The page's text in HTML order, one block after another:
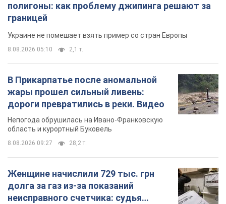
полигоны: как проблему джипинга решают за
границей
Украине не помешает взять пример со стран Европы
8.08.2026 05:10 2,1 т.
В Прикарпатье после аномальной
жары прошел сильный ливень:
дороги превратились в реки. Видео
Непогода обрушилась на Ивано-Франковскую
область и курортный Буковель
8.08.2026 09:27 28,2 т.
Женщине начислили 729 тыс. грн
долга за газ из-за показаний
неисправного счетчика: судья